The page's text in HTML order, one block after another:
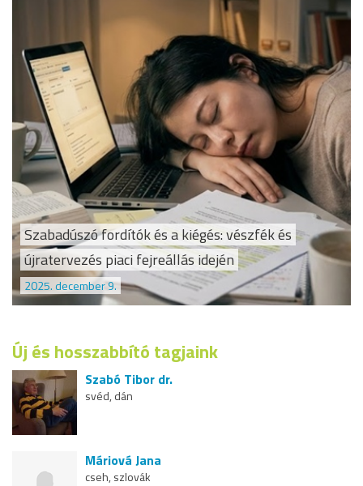
Szabadúszó fordítók és a kiégés: vészfék és
újratervezés piaci fejreállás idején
2025. december 9.
Új és hosszabbító tagjaink
Szabó Tibor dr.
svéd, dán
Máriová Jana
cseh, szlovák